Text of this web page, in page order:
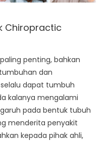
Chiropractic
penting, bahkan
dan
dapat tumbuh
kalanya mengalami
pada bentuk tubuh
menderita penyakit
kepada pihak ahli,